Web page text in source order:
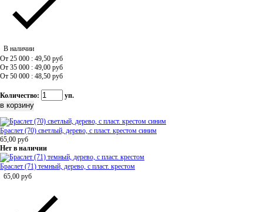
В наличии
От 25 000 : 49,50 руб
От 35 000 : 49,00 руб
От 50 000 : 48,50 руб
Количество: уп.
Браслет (70) светлый, дерево, с пласт. крестом синим
65,00 руб
Нет в наличии
Браслет (71) темный, дерево, с пласт. крестом
65,00 руб